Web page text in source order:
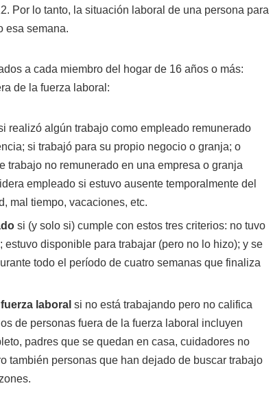
Por lo tanto, la situación laboral de una persona para
esa semana.
a cada miembro del hogar de 16 años o más:
de la fuerza laboral:
realizó algún trabajo como empleado remunerado
si trabajó para su propio negocio o granja; o
trabajo no remunerado en una empresa o granja
empleado si estuvo ausente temporalmente del
mal tiempo, vacaciones, etc.
si (y solo si) cumple con estos tres criterios: no tuvo
estuvo disponible para trabajar (pero no lo hizo); y se
todo el período de cuatro semanas que finaliza
laboral si no está trabajando pero no califica
de personas fuera de la fuerza laboral incluyen
padres que se quedan en casa, cuidadores no
también personas que han dejado de buscar trabajo